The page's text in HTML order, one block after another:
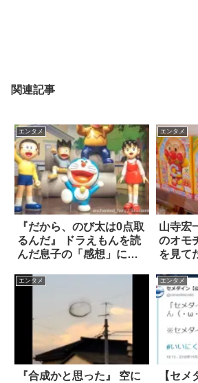
関連記事
エンタメ
『だから、のび太は0点取
るんだ』 ドラえもんを読
んだ息子の「感想」に驚
エンタメ
山寺宏
のオモ
を見て
エンタメ
『合成かと思った』 空に
エンタメ
【セ